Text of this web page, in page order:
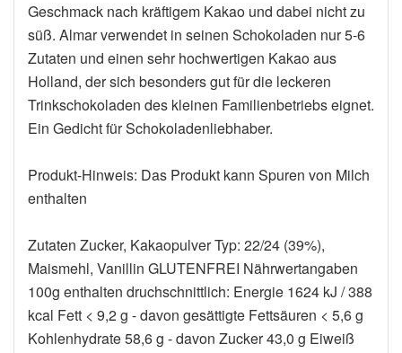
Geschmack nach kräftigem Kakao und dabei nicht zu
süß. Almar verwendet in seinen Schokoladen nur 5-6
Zutaten und einen sehr hochwertigen Kakao aus
Holland, der sich besonders gut für die leckeren
Trinkschokoladen des kleinen Familienbetriebs eignet.
Ein Gedicht für Schokoladenliebhaber.
Produkt-Hinweis: Das Produkt kann Spuren von Milch
enthalten
Zutaten Zucker, Kakaopulver Typ: 22/24 (39%),
Maismehl, Vanillin GLUTENFREI Nährwertangaben
100g enthalten druchschnittlich: Energie 1624 kJ / 388
kcal Fett < 9,2 g - davon gesättigte Fettsäuren < 5,6 g
Kohlenhydrate 58,6 g - davon Zucker 43,0 g Eiweiß